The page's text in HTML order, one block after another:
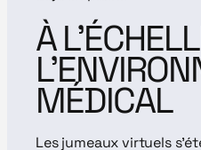
À
MÉDICAL
Les jumeaux virtuels